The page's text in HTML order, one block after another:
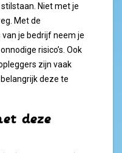
Niet met je
Met de
je bedrijf neem je
risico’s. Ook
zijn vaak
deze te
deze